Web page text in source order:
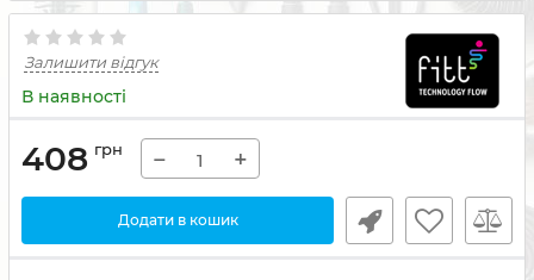
Залишити відгук
В наявності
408 грн − +
Додати в кошик